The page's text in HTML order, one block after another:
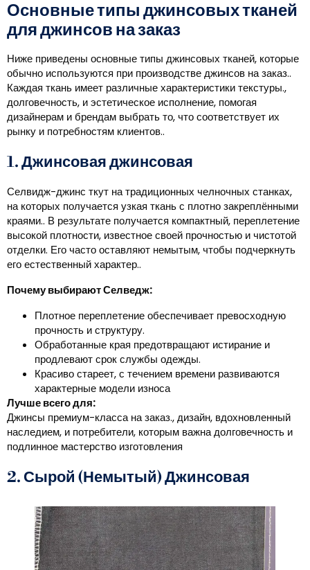
Основные типы джинсовых тканей
для джинсов на заказ
Ниже приведены основные типы джинсовых тканей, которые
обычно используются при производстве джинсов на заказ..
Каждая ткань имеет различные характеристики текстуры.,
долговечность, и эстетическое исполнение, помогая
дизайнерам и брендам выбрать то, что соответствует их
рынку и потребностям клиентов..
1. Джинсовая джинсовая
Селвидж-джинс ткут на традиционных челночных станках,
на которых получается узкая ткань с плотно закреплёнными
краями.. В результате получается компактный, переплетение
высокой плотности, известное своей прочностью и чистотой
отделки. Его часто оставляют немытым, чтобы подчеркнуть
его естественный характер..
Почему выбирают Селведж:
Плотное переплетение обеспечивает превосходную
прочность и структуру.
Обработанные края предотвращают истирание и
продлевают срок службы одежды.
Красиво стареет, с течением времени развиваются
характерные модели износа
Лучше всего для:
Джинсы премиум-класса на заказ., дизайн, вдохновленный
наследием, и потребители, которым важна долговечность и
подлинное мастерство изготовления
2. Сырой (Немытый) Джинсовая